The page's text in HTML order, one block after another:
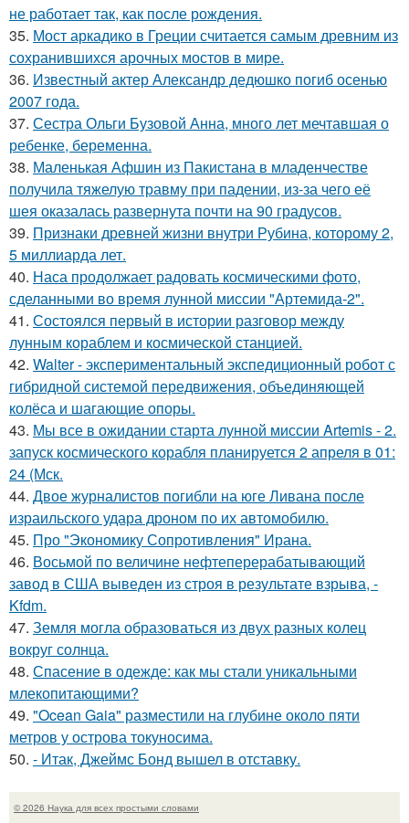
не работает так, как после рождения.
35. Мост аркадико в Греции считается самым древним из
сохранившихся арочных мостов в мире.
36. Известный актер Александр дедюшко погиб осенью
2007 года.
37. Сестра Ольги Бузовой Анна, много лет мечтавшая о
ребенке, беременна.
38. Маленькая Афшин из Пакистана в младенчестве
получила тяжелую травму при падении, из-за чего её
шея оказалась развернута почти на 90 градусов.
39. Признаки древней жизни внутри Рубина, которому 2,
5 миллиарда лет.
40. Наса продолжает радовать космическими фото,
сделанными во время лунной миссии "Артемида-2".
41. Состоялся первый в истории разговор между
лунным кораблем и космической станцией.
42. Walter - экспериментальный экспедиционный робот с
гибридной системой передвижения, объединяющей
колёса и шагающие опоры.
43. Мы все в ожидании старта лунной миссии Artemis - 2.
запуск космического корабля планируется 2 апреля в 01:
24 (Мск.
44. Двое журналистов погибли на юге Ливана после
израильского удара дроном по их автомобилю.
45. Про "Экономику Сопротивления" Ирана.
46. Восьмой по величине нефтеперерабатывающий
завод в США выведен из строя в результате взрыва, -
Kfdm.
47. Земля могла образоваться из двух разных колец
вокруг солнца.
48. Спасение в одежде: как мы стали уникальными
млекопитающими?
49. "Ocean Gaia" разместили на глубине около пяти
метров у острова токуносима.
50. - Итак, Джеймс Бонд вышел в отставку.
© 2026 Наука для всех простыми словами